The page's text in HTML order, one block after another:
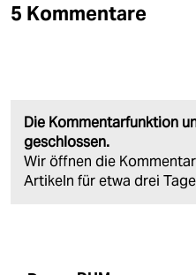
5 Kommentare
Die Kommentarfunktion
geschlossen.
Wir öffnen die
Artikeln für etwa drei